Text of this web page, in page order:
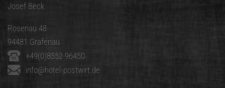
Josef Beck
Rosenau 48
94481 Grafenau
+49(0)8552 96450
info@hotel-postwirt.de